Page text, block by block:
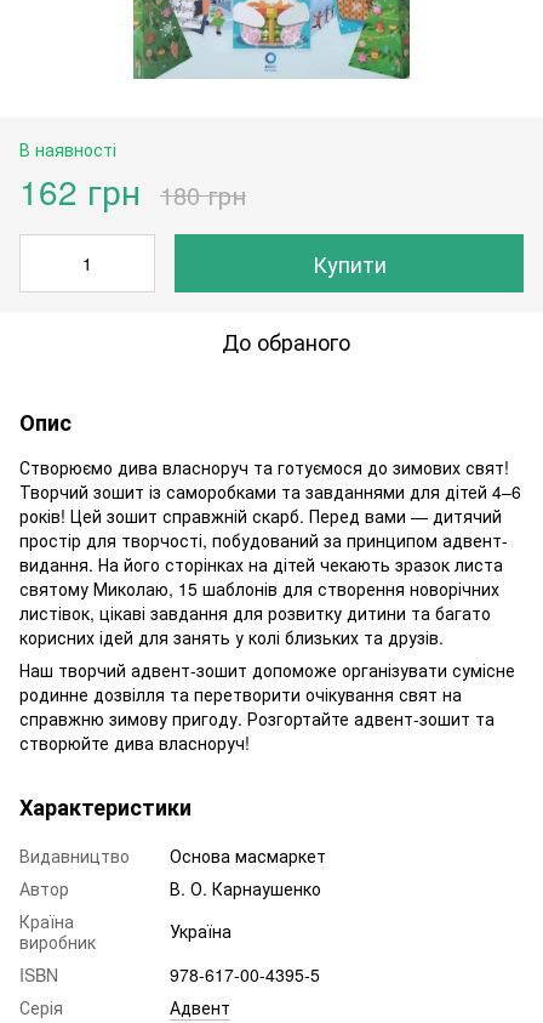
В наявності
162 грн 180 грн
Купити
До обраного
Опис
Створюємо дива власноруч та готуємося до зимових свят!
Творчий зошит із саморобками та завданнями для дітей 4–6
років! Цей зошит справжній скарб. Перед вами — дитячий
простір для творчості, побудований за принципом адвент-
видання. На його сторінках на дітей чекають зразок листа
святому Миколаю, 15 шаблонів для створення новорічних
листівок, цікаві завдання для розвитку дитини та багато
корисних ідей для занять у колі близьких та друзів.
Наш творчий адвент-зошит допоможе організувати сумісне
родинне дозвілля та перетворити очікування свят на
справжню зимову пригоду. Розгортайте адвент-зошит та
створюйте дива власноруч!
Характеристики
Видавництво
Основа масмаркет
Автор
В. О. Карнаушенко
Країна
виробник
Україна
ISBN
978-617-00-4395-5
Серія
Адвент